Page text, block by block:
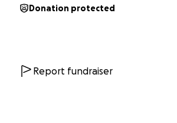
Donation protected
Report fundraiser